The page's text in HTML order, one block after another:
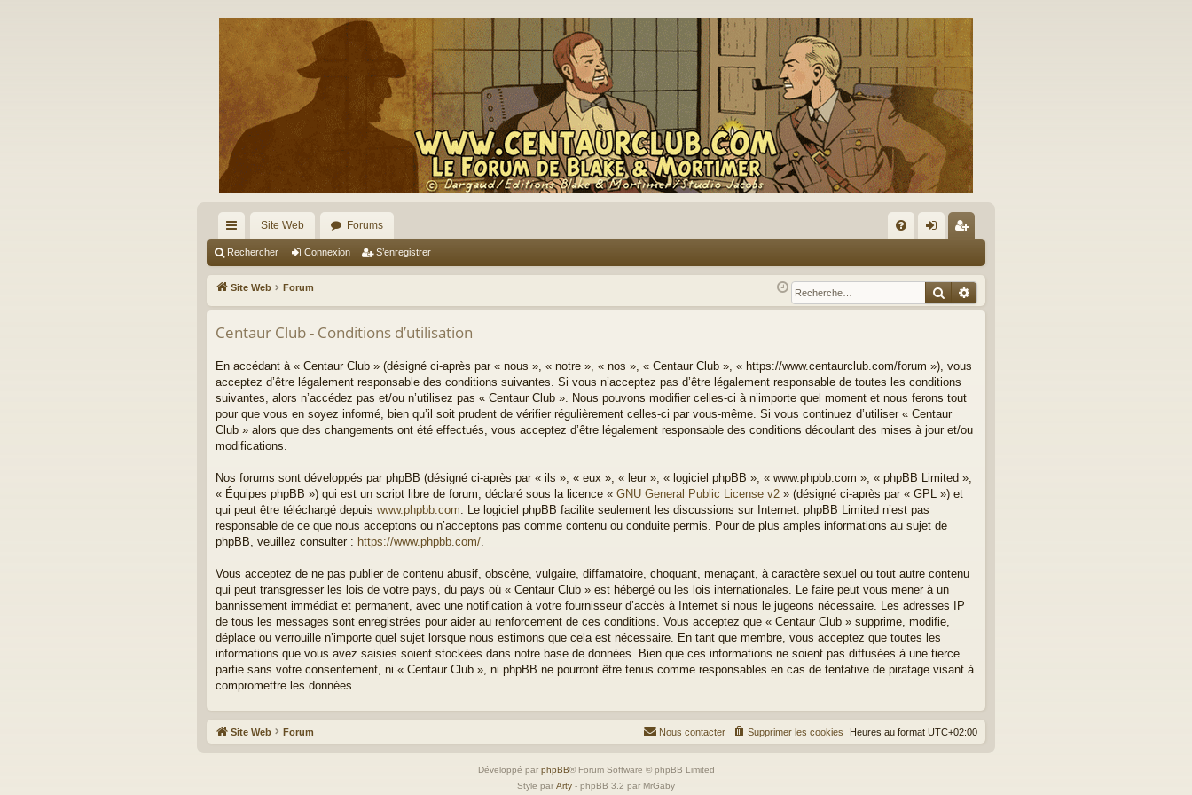
cc
ès
ra
pi
Site Web Forums
Q ne
xi
nr
eg
Rechercher Connexion S’enregistrer
Site Web Forum Rechercher
Recherche avancée
Centaur Club - Conditions d’utilisation
En accédant à « Centaur Club » (désigné ci-après par « nous », « notre », « nos », « Centaur Club », « https://www.centaurclub.com/forum »), vous
acceptez d’être légalement responsable des conditions suivantes. Si vous n’acceptez pas d’être légalement responsable de toutes les conditions
suivantes, alors n’accédez pas et/ou n’utilisez pas « Centaur Club ». Nous pouvons modifier celles-ci à n’importe quel moment et nous ferons tout
pour que vous en soyez informé, bien qu’il soit prudent de vérifier régulièrement celles-ci par vous-même. Si vous continuez d’utiliser « Centaur
Club » alors que des changements ont été effectués, vous acceptez d’être légalement responsable des conditions découlant des mises à jour et/ou
modifications.
Nos forums sont développés par phpBB (désigné ci-après par « ils », « eux », « leur », « logiciel phpBB », « www.phpbb.com », « phpBB Limited »,
« Équipes phpBB ») qui est un script libre de forum, déclaré sous la licence « GNU General Public License v2 » (désigné ci-après par « GPL ») et
qui peut être téléchargé depuis www.phpbb.com . Le logiciel phpBB facilite seulement les discussions sur Internet. phpBB Limited n’est pas
responsable de ce que nous acceptons ou n’acceptons pas comme contenu ou conduite permis. Pour de plus amples informations au sujet de
phpBB, veuillez consulter : https://www.phpbb.com/
Vous acceptez de ne pas publier de contenu abusif, obscène, vulgaire, diffamatoire, choquant, menaçant, à caractère sexuel ou tout autre contenu
qui peut transgresser les lois de votre pays, du pays où « Centaur Club » est hébergé ou les lois internationales. Le faire peut vous mener à un
bannissement immédiat et permanent, avec une notification à votre fournisseur d’accès à Internet si nous le jugeons nécessaire. Les adresses IP
de tous les messages sont enregistrées pour aider au renforcement de ces conditions. Vous acceptez que « Centaur Club » supprime, modifie,
déplace ou verrouille n’importe quel sujet lorsque nous estimons que cela est nécessaire. En tant que membre, vous acceptez que toutes les
informations que vous avez saisies soient stockées dans notre base de données. Bien que ces informations ne soient pas diffusées à une tierce
partie sans votre consentement, ni « Centaur Club », ni phpBB ne pourront être tenus comme responsables en cas de tentative de piratage visant à
compromettre les données.
Site Web Forum Heures au format UTC+02:00
Supprimer les cookies
Nous contacter
Développé par phpBB® Forum Software © phpBB Limited
Style par Arty - phpBB 3.2 par MrGaby